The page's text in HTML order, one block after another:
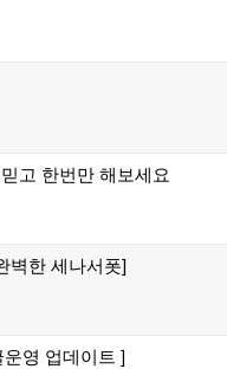
고 한번만 해보세요
벽한 세나서폿]
영 업데이트 ]